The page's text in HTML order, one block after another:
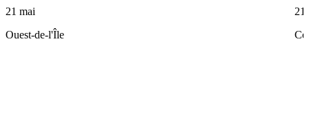
21 mai
Ouest-de-l'Île
21